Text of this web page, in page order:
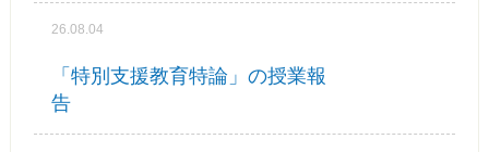
26.08.04
「特別支援教育特論」の授業報
告